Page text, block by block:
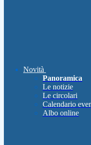
Novità
Panoramica
Le notizie
Le circolari
Calendario
Albo online